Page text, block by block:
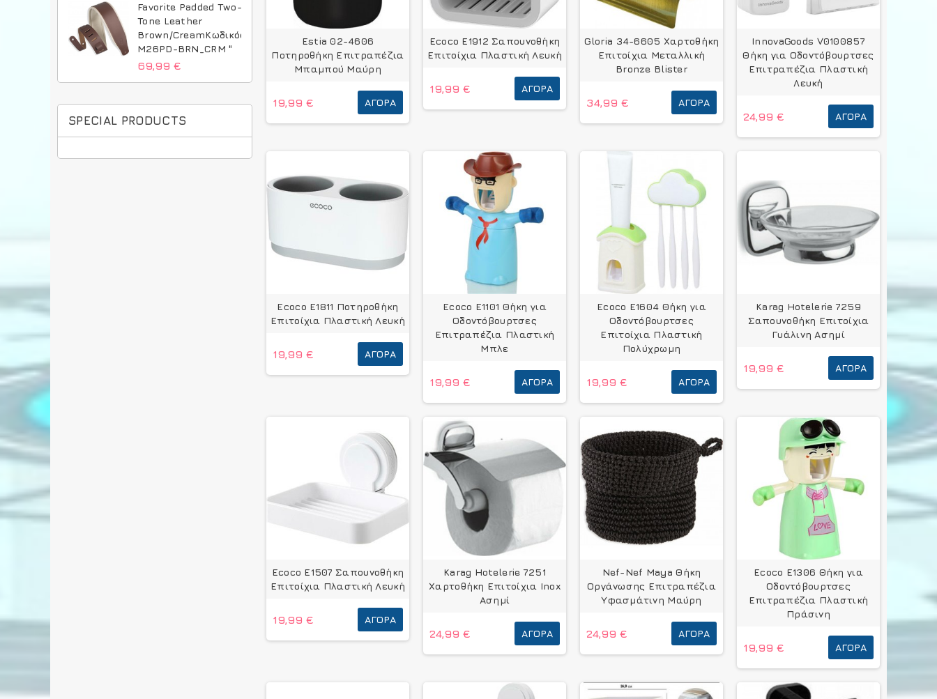
Favorite Padded Two-
Tone Leather
Brown/CreamΚωδικός:
M26PD-BRN_CRM "
69,99 €
SPECIAL PRODUCTS
Estia 02-4606
Ποτηροθήκη Επιτραπέζια
Μπαμπού Μαύρη
19,99 € ΑΓΟΡΆ
Ecoco E1912 Σαπουνοθήκη
Επιτοίχια Πλαστική Λευκή
19,99 € ΑΓΟΡΆ
Gloria 34-6605 Χαρτοθήκη
Επιτοίχια Μεταλλική
Bronze Blister
34,99 € ΑΓΟΡΆ
InnovaGoods V0100857
Θήκη για Οδοντόβουρτσες
Επιτραπέζια Πλαστική
Λευκή
24,99 € ΑΓΟΡΆ
Ecoco E1811 Ποτηροθήκη
Επιτοίχια Πλαστική Λευκή
19,99 € ΑΓΟΡΆ
Ecoco E1101 Θήκη για
Οδοντόβουρτσες
Επιτραπέζια Πλαστική
Μπλε
19,99 € ΑΓΟΡΆ
Ecoco E1604 Θήκη για
Οδοντόβουρτσες
Επιτοίχια Πλαστική
Πολύχρωμη
19,99 € ΑΓΟΡΆ
Karag Hotelerie 7259
Σαπουνοθήκη Επιτοίχια
Γυάλινη Ασημί
19,99 € ΑΓΟΡΆ
Ecoco E1507 Σαπουνοθήκη
Επιτοίχια Πλαστική Λευκή
19,99 € ΑΓΟΡΆ
Karag Hotelerie 7251
Χαρτοθήκη Επιτοίχια Inox
Ασημί
24,99 € ΑΓΟΡΆ
Nef-Nef Maya Θήκη
Οργάνωσης Επιτραπέζια
Υφασμάτινη Μαύρη
24,99 € ΑΓΟΡΆ
Ecoco E1306 Θήκη για
Οδοντόβουρτσες
Επιτραπέζια Πλαστική
Πράσινη
19,99 € ΑΓΟΡΆ